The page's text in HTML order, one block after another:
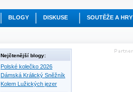
BLOGY DISKUSE SOUTĚŽE A HRY
Nejčtenější blogy:
Polské kolečko 2026
Dámská Králický Sněžník
Kolem Lužických jezer